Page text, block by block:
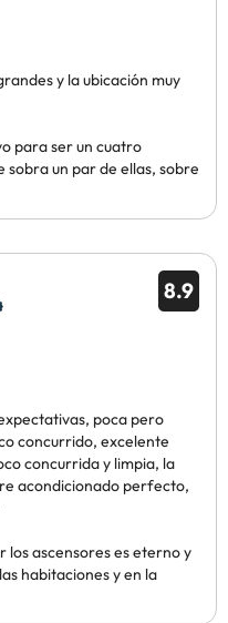
y la ubicación muy
para ser un cuatro
sobra un par de ellas, sobre
8.9
poca pero
concurrido, excelente
concurrida y limpia, la
acondicionado perfecto,
los ascensores es eterno y
habitaciones y en la